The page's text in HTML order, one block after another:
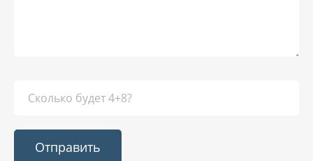
Отправить